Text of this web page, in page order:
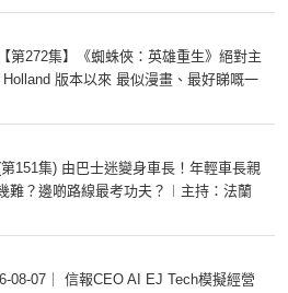
第272集】《蜘蛛俠：英雄重生》絕對主
版本以來 最似漫畫、最好睇嘅一
第151集) 由巴士迷變身車長！年輕車長親
難？邊啲路線最考功夫？︱主持：法蘭
08-07｜ 信報CEO AI EJ Tech模擬經營